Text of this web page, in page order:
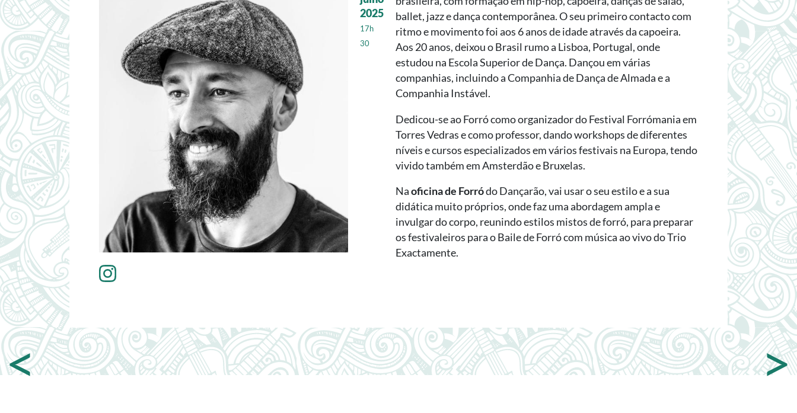
< >
Instagram
2025
17h
30
ballet, jazz e dança contemporânea. O seu primeiro contacto com
ritmo e movimento foi aos 6 anos de idade através da capoeira.
Aos 20 anos, deixou o Brasil rumo a Lisboa, Portugal, onde
estudou na Escola Superior de Dança. Dançou em várias
companhias, incluindo a Companhia de Dança de Almada e a
Companhia Instável.
Dedicou-se ao Forró como organizador do Festival Forrómania em
Torres Vedras e como professor, dando workshops de diferentes
níveis e cursos especializados em vários festivais na Europa, tendo
vivido também em Amsterdão e Bruxelas.
Naoficina de Forródo Dançarão, vai usar o seu estilo e a sua
didática muito próprios, onde faz uma abordagem ampla e
invulgar do corpo, reunindo estilos mistos de forró, para preparar
os festivaleiros para o Baile de Forró com música ao vivo do Trio
Exactamente.